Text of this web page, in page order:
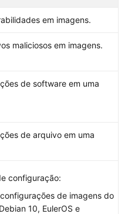
em imagens.
maliciosos em imagens.
de software em uma
de arquivo em uma
configuração:
de imagens do
10, EulerOS e